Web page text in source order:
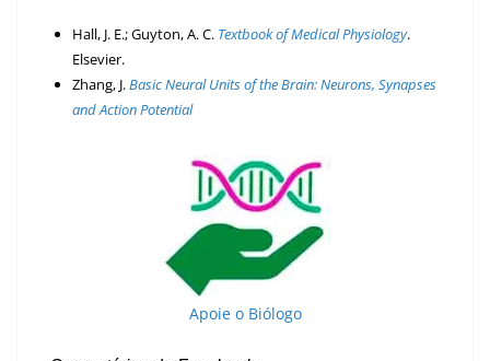
Hall, J. E.; Guyton, A. C. Textbook of Medical Physiology.
Elsevier.
Zhang, J.Basic Neural Units of the Brain: Neurons, Synapses
and Action Potential
Apoie o Biólogo